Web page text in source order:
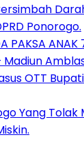
Ponorogo.
PAKSA ANAK
OTT
Yang Tolak